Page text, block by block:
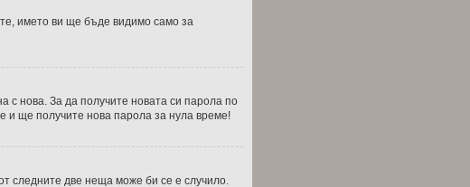
името ви ще бъде видимо само за
с нова. За да получите новата си парола по
и ще получите нова парола за нула време!
следните две неща може би се е случило.